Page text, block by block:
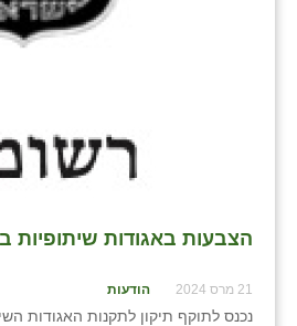
הצבעות באגודות שיתופיות
21 מרס 2024 הודעות
נכנס לתוקף תיקון לתקנות האגודות